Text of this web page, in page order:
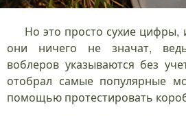
Но это просто сухие цифры,
они ничего не значат,
воблеров указываются без
отобрал самые популярные
помощью протестировать